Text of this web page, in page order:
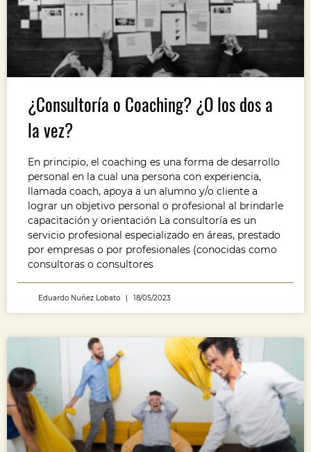
¿Consultoría o Coaching? ¿O los dos a
la vez?
En principio, el coaching es una forma de desarrollo
personal en la cual una persona con experiencia,
llamada coach, apoya a un alumno y/o cliente a
lograr un objetivo personal o profesional al brindarle
capacitación y orientación La consultoría es un
servicio profesional especializado en áreas, prestado
por empresas o por profesionales (conocidas como
consultoras o consultores
Eduardo Nuñez Lobato 18/05/2023